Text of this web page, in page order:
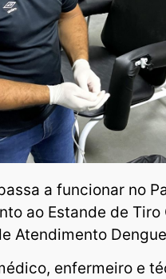
a funcionar no
ao Estande de
Atendimento
enfermeiro e